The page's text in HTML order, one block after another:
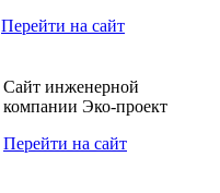
Перейти на сайт
Сайт инженерной
компании Эко-проект
Перейти на сайт